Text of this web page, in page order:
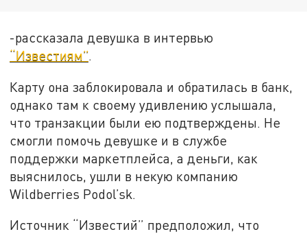
-рассказала девушка в интервью
“Известиям”.
Карту она заблокировала и обратилась в банк,
однако там к своему удивлению услышала,
что транзакции были ею подтверждены. Не
смогли помочь девушке и в службе
поддержки маркетплейса, а деньги, как
выяснилось, ушли в некую компанию
Wildberries Podol’sk.
Источник “Известий” предположил, что